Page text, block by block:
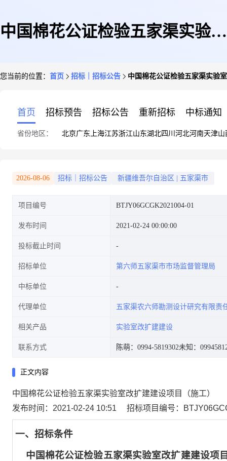
中国棉花公证检验五家渠实验室
您当前的位置： 首页 招标｜招标公告 中国棉花公证检验五家渠实验
首页 招标预告 招标公告 重新招标 中标通知
省份地区： 北京广东 上海江苏浙江山东湖北四川 河北河南天津山
2026-08-06 招标｜招标公告 新疆维吾尔自治区 五家渠市
项目编号 BTJY06GCGK2021004-01
发布时间 2021-02-24 00:00:00
投标截止时间
招标单位 第六师五家渠市市场监督管理局
中标单位
代理单位 五家渠农六师勘测设计研究有限责
相关产品 实验室改扩建建设
联系方式 陈萌：0994-5819302未知：
正文内容
中国棉花公证检验五家渠实验室改扩建建设项目（施工）
发布时间：2021-02-24 10:51
招标项目编号：
一、招标条件
中国棉花公证检验五家渠实验室改扩建建设项